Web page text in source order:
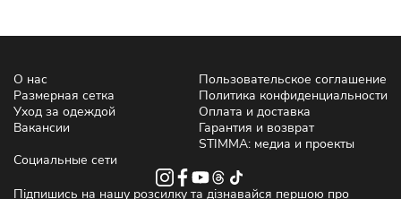
Парка. Считается одной из самых модных и стильных
теплых курток среди молодежи. Имеет удлиненный крой,
закрывающий поясницу и ягодицы. Есть большой
капюшон и двойная застежка (молния и пуговицы).
Купить зимнюю куртку для женщины такого типа
рекомендуется для комфортного самочувствия в холода
Пуховик. Длинная куртка с высоким воротником и
О нас
Размерная сетка
Уход за одеждой
Вакансии
Пользовательское соглашение
Политика конфиденциальности
Оплата и доставка
Гарантия и возврат
STIMMA: медиа и проекты
Социальные сети
Підпишись на нашу розсилку та дізнавайся першою про